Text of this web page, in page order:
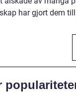
har gjort dem